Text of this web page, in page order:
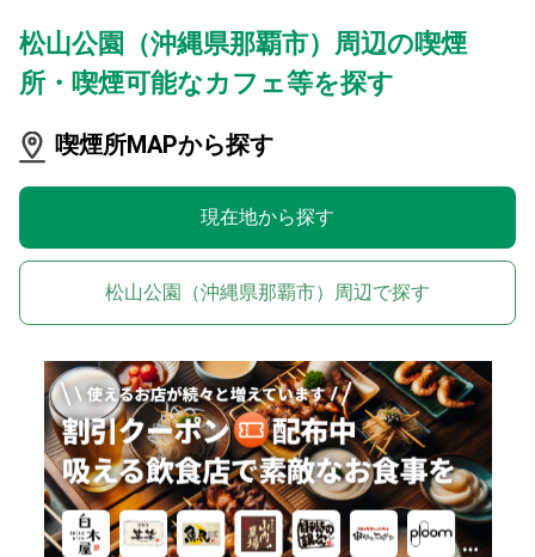
松山公園（沖縄県那覇市）周辺の喫煙
所・喫煙可能なカフェ等を探す
喫煙所MAPから探す
現在地から探す
松山公園（沖縄県那覇市）周辺で探す